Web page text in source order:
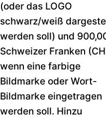
(oder das LOGO
schwarz/weiß
werden soll) und
Schweizer Franken
wenn eine farbige
Bildmarke oder Wort-
Bildmarke eingetragen
werden soll. Hinzu